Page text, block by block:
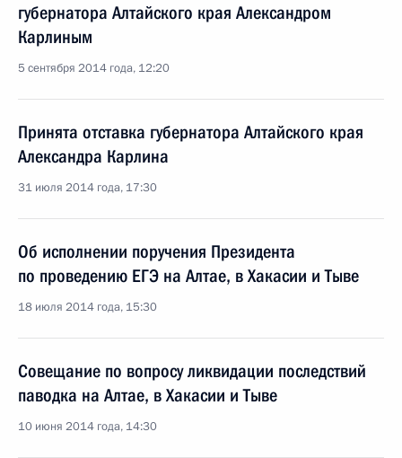
губернатора Алтайского края Александром
Карлиным
5 сентября 2014 года, 12:20
Принята отставка губернатора Алтайского края
Александра Карлина
31 июля 2014 года, 17:30
Об исполнении поручения Президента
по проведению ЕГЭ на Алтае, в Хакасии и Тыве
18 июля 2014 года, 15:30
Совещание по вопросу ликвидации последствий
паводка на Алтае, в Хакасии и Тыве
10 июня 2014 года, 14:30